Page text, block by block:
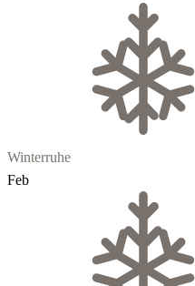
Winterruhe
Feb